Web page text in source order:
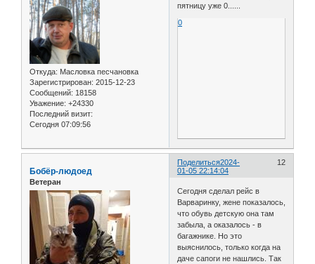
Откуда: Масловка песчановка
Зарегистрирован: 2015-12-23
Сообщений: 18158
Уважение: +24330
Последний визит:
Сегодня 07:09:56
пятницу уже 0......
0
Поделиться 12
2024-
01-05 22:14:04
Бобёр-людоед
Ветеран
Сегодня сделал рейс в
Варваринку, жене показалось,
что обувь детскую она там
забыла, а оказалось - в
багажнике. Но это
выяснилось, только когда на
даче сапоги не нашлись. Так